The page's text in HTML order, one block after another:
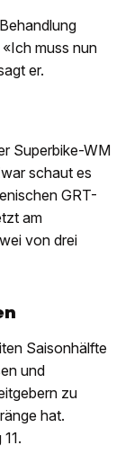
muss nun
er.
Superbike-WM
schaut es
GRT-
am
von drei
Saisonhälfte
und
zu
hat.